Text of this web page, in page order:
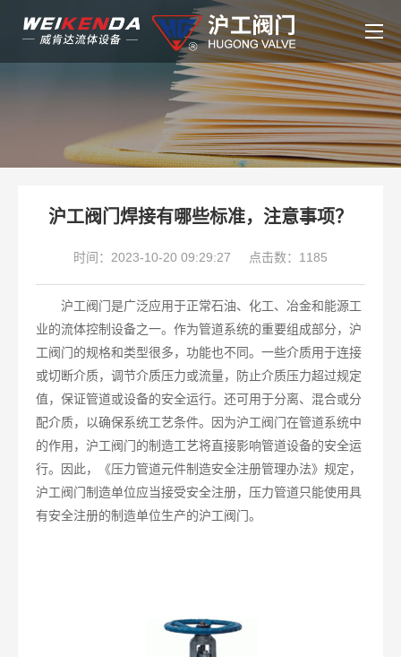
沪工阀门焊接有哪些标准，注意事项？
时间：2023-10-20 09:29:27 点击数：1185
沪工阀门是广泛应用于正常石油、化工、冶金和能源工
业的流体控制设备之一。作为管道系统的重要组成部分，沪
工阀门的规格和类型很多，功能也不同。一些介质用于连接
或切断介质，调节介质压力或流量，防止介质压力超过规定
值，保证管道或设备的安全运行。还可用于分离、混合或分
配介质，以确保系统工艺条件。因为沪工阀门在管道系统中
的作用，沪工阀门的制造工艺将直接影响管道设备的安全运
行。因此，《压力管道元件制造安全注册管理办法》规定，
沪工阀门制造单位应当接受安全注册，压力管道只能使用具
有安全注册的制造单位生产的沪工阀门。